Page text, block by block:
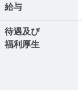
給与
待遇及び
福利厚生